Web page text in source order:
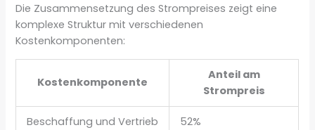
Die Zusammensetzung des Strompreises zeigt eine
komplexe Struktur mit verschiedenen
Kostenkomponenten:
Kostenkomponente
Anteil am
Strompreis
Beschaffung und Vertrieb 52%